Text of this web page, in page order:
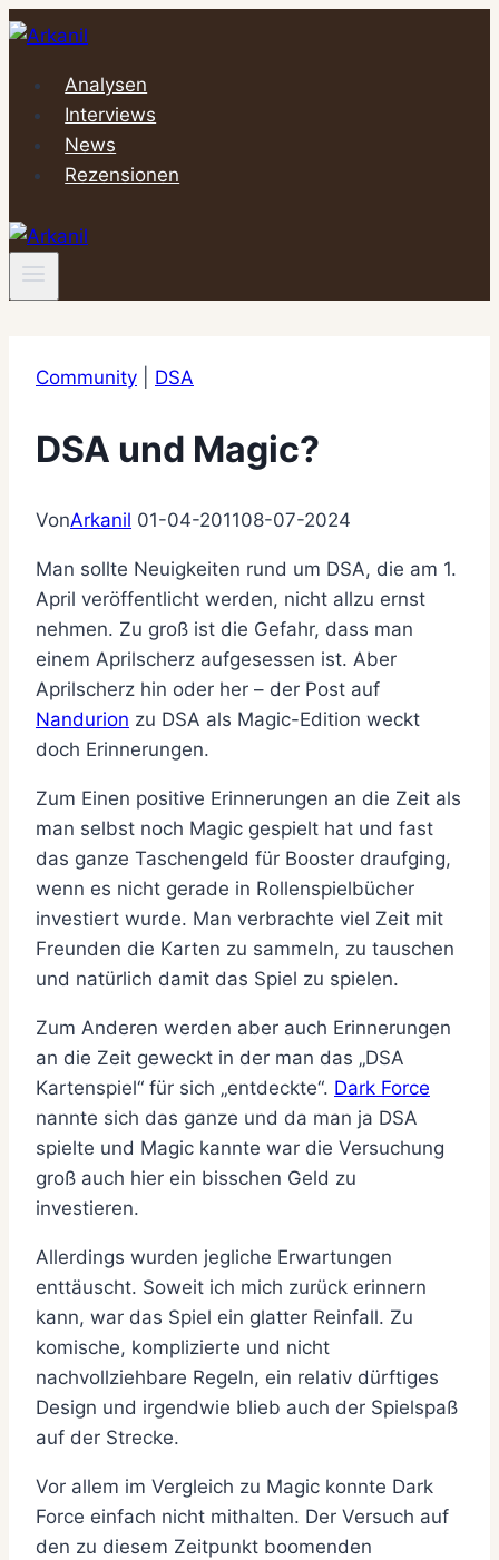
Zum
springenAnalysen
Interviews
News
Rezensionen
Community DSA
DSA und Magic?
VonArkanil 01-04-201108-07-2024
Man sollte Neuigkeiten rund um DSA, die am 1.
April veröffentlicht werden, nicht allzu ernst
nehmen. Zu groß ist die Gefahr, dass man
einem Aprilscherz aufgesessen ist. Aber
Aprilscherz hin oder her – der Post auf
Nandurion zu DSA als Magic-Edition weckt
doch Erinnerungen.
Zum Einen positive Erinnerungen an die Zeit als
man selbst noch Magic gespielt hat und fast
das ganze Taschengeld für Booster draufging,
wenn es nicht gerade in Rollenspielbücher
investiert wurde. Man verbrachte viel Zeit mit
Freunden die Karten zu sammeln, zu tauschen
und natürlich damit das Spiel zu spielen.
Zum Anderen werden aber auch Erinnerungen
an die Zeit geweckt in der man das „DSA
Kartenspiel“ für sich „entdeckte“. Dark Force
nannte sich das ganze und da man ja DSA
spielte und Magic kannte war die Versuchung
groß auch hier ein bisschen Geld zu
investieren.
Allerdings wurden jegliche Erwartungen
enttäuscht. Soweit ich mich zurück erinnern
kann, war das Spiel ein glatter Reinfall. Zu
komische, komplizierte und nicht
nachvollziehbare Regeln, ein relativ dürftiges
Design und irgendwie blieb auch der Spielspaß
auf der Strecke.
Vor allem im Vergleich zu Magic konnte Dark
Force einfach nicht mithalten. Der Versuch auf
den zu diesem Zeitpunkt boomenden